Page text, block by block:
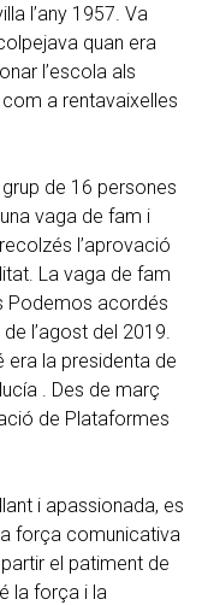
l’any 1957. Va
quan era
l’escola als
a rentavaixelles
de 16 persones
vaga de fam i
l’aprovació
La vaga de fam
Podemos acordés
l’agost del 2019.
era la presidenta de
. Des de març
de Plataformes
i apassionada, es
força comunicativa
el patiment de
la força i la